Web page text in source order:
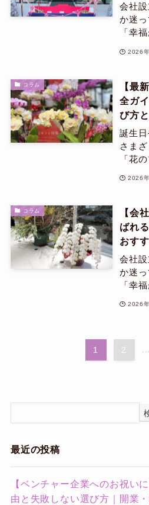
会社
か迷
「幸
2026
コラム
【最
全ガ
び方
誕生日
さま
「花
2026
コラム
【会
ばれ
おす
会社
か迷
「幸
2026
1 2 ...
最近の投稿
【ベンチャー企業へのお祝い
由と失敗しない選び方｜開業